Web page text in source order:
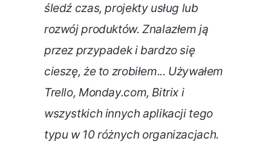
śledź czas, projekty usług lub
rozwój produktów. Znalazłem ją
przez przypadek i bardzo się
cieszę, że to zrobiłem... Używałem
Trello, Monday.com, Bitrix i
wszystkich innych aplikacji tego
typu w 10 różnych organizacjach.